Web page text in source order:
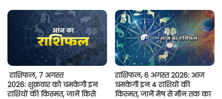
राशिफल, 7 अगस्त
2026: शुक्रवार को चमकेगी इन
राशियों की किस्मत, जानें किसे
राशिफल, 6 अगस्त 2026: आज
चमकेगी इन 4 राशियों की
किस्मत, जानें मेष से मीन तक का